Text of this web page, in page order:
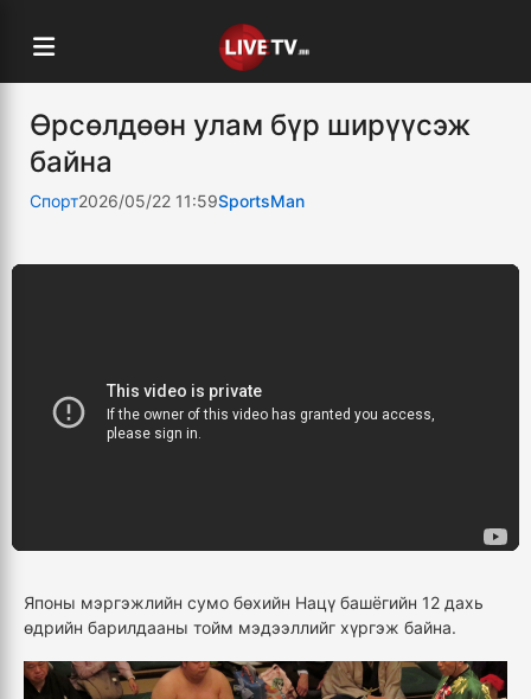
Өрсөлдөөн улам бүр ширүүсэж
байна
Спорт2026/05/22 11:59SportsMan
Японы мэргэжлийн сумо бөхийн Нацү башёгийн 12 дахь
өдрийн барилдааны тойм мэдээллийг хүргэж байна.